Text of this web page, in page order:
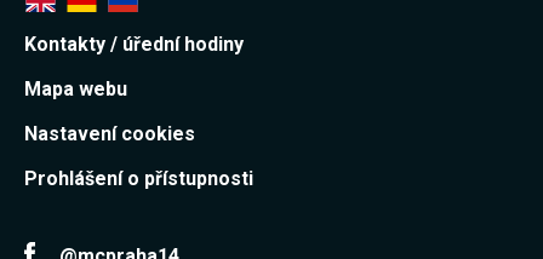
Kontakty / úřední hodiny
Mapa webu
Nastavení cookies
Prohlášení o přístupnosti